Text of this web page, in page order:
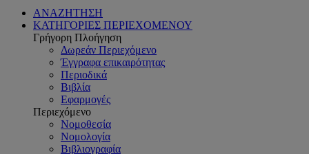
ΑΝΑΖΗΤΗΣΗ
ΚΑΤΗΓΟΡΙΕΣ ΠΕΡΙΕΧΟΜΕΝΟΥ
Γρήγορη Πλοήγηση
Δωρεάν Περιεχόμενο
Έγγραφα επικαιρότητας
Περιοδικά
Βιβλία
Εφαρμογές
Περιεχόμενο
Νομοθεσία
Νομολογία
Βιβλιογραφία